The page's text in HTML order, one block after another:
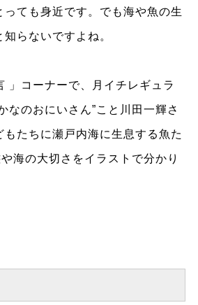
っても身近です。でも海や魚の生
らないですよね。
」コーナーで、月イチレギュラ
なのおにいさん”こと川田一輝さ
もたちに瀬戸内海に生息する魚た
海の大切さをイラストで分かり